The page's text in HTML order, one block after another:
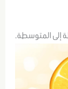
إلى المتوسطة.